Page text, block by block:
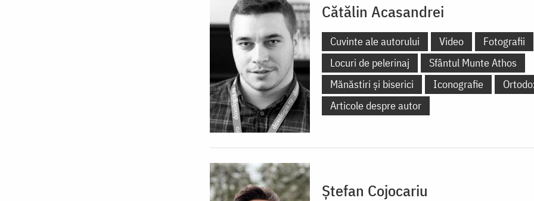
Cătălin Acasandrei
Cuvinte ale autorului Video
Fotografii
Locuri de pelerinaj
Sfântul Munte Athos
Mănăstiri și biserici
Iconografie
Articole despre autor
Ștefan Cojocariu